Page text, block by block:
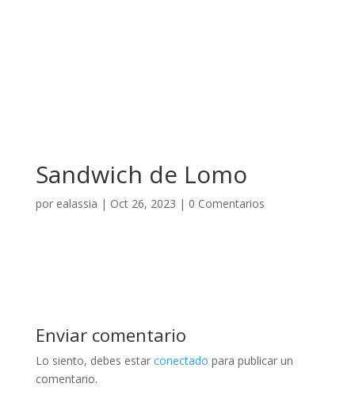
Sandwich de Lomo
por ealassia | Oct 26, 2023 | 0 Comentarios
Enviar comentario
Lo siento, debes estar conectado para publicar un
comentario.